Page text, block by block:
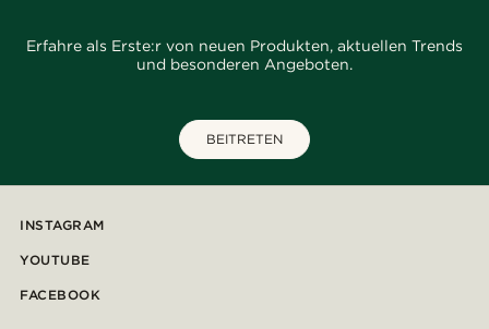
Erfahre als Erste:r von neuen Produkten, aktuellen Trends
und besonderen Angeboten.
BEITRETEN
INSTAGRAM
YOUTUBE
FACEBOOK